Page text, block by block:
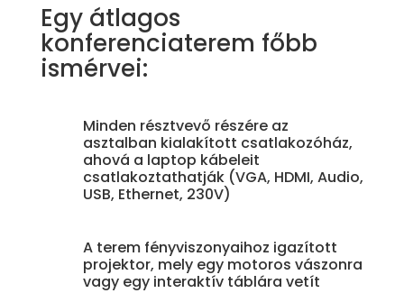
Egy átlagos
konferenciaterem főbb
ismérvei:
Minden résztvevő részére az
asztalban kialakított csatlakozóház,
ahová a laptop kábeleit
csatlakoztathatják (VGA, HDMI, Audio,
USB, Ethernet, 230V)
A terem fényviszonyaihoz igazított
projektor, mely egy motoros vászonra
vagy egy interaktív táblára vetít